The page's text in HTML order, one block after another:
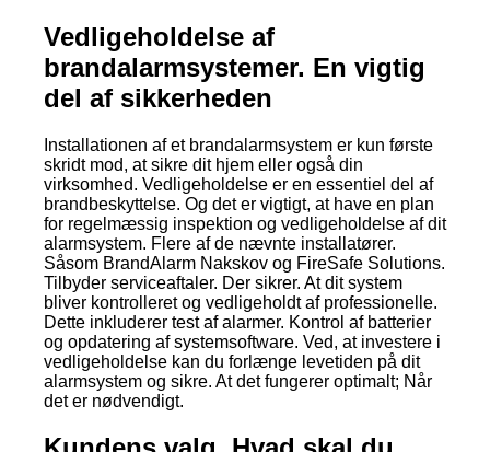
Vedligeholdelse af
brandalarmsystemer. En vigtig
del af sikkerheden
Installationen af et brandalarmsystem er kun første
skridt mod, at sikre dit hjem eller også din
virksomhed. Vedligeholdelse er en essentiel del af
brandbeskyttelse. Og det er vigtigt, at have en plan
for regelmæssig inspektion og vedligeholdelse af dit
alarmsystem. Flere af de nævnte installatører.
Såsom BrandAlarm Nakskov og FireSafe Solutions.
Tilbyder serviceaftaler. Der sikrer. At dit system
bliver kontrolleret og vedligeholdt af professionelle.
Dette inkluderer test af alarmer. Kontrol af batterier
og opdatering af systemsoftware. Ved, at investere i
vedligeholdelse kan du forlænge levetiden på dit
alarmsystem og sikre. At det fungerer optimalt; Når
det er nødvendigt.